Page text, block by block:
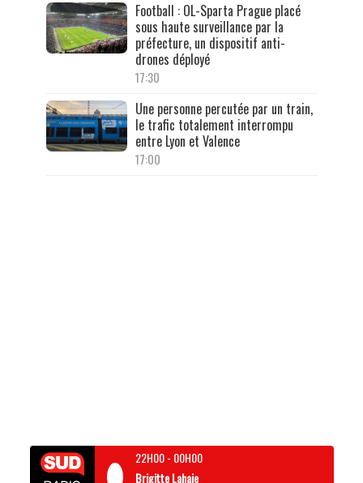
Football : OL-Sparta Prague placé
sous haute surveillance par la
préfecture, un dispositif anti-
drones déployé
17:30
Une personne percutée par un train,
le trafic totalement interrompu
entre Lyon et Valence
17:00
22H00- 00H00
Brigitte Lahaie